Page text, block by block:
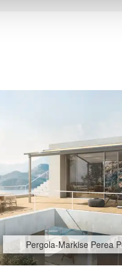
Pergola-Markise Perea